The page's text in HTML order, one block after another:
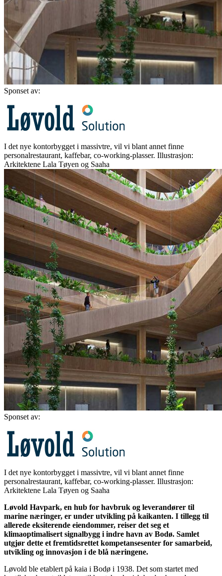
Sponset av:
I det nye kontorbygget i massivtre, vil vi blant annet finne
personalrestaurant, kaffebar, co-working-plasser. Illustrasjon:
Arkitektene Lala Tøyen og Saaha
Sponset av:
I det nye kontorbygget i massivtre, vil vi blant annet finne
personalrestaurant, kaffebar, co-working-plasser. Illustrasjon:
Arkitektene Lala Tøyen og Saaha
Løvold Havpark, en hub for havbruk og leverandører til
marine næringer, er under utvikling på kaikanten. I tillegg til
allerede eksiterende eiendommer, reiser det seg et
klimaoptimalisert signalbygg i indre havn av Bodø. Samlet
utgjør dette et fremtidsrettet kompetansesenter for samarbeid,
utvikling og innovasjon i de blå næringene.
Løvold ble etablert på kaia i Bodø i 1938. Det som startet med